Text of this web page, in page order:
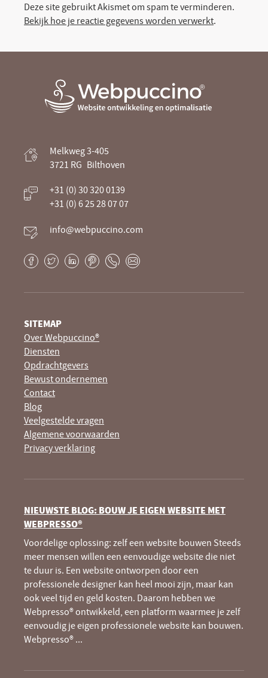
Deze site gebruikt Akismet om spam te verminderen.
Bekijk hoe je reactie gegevens worden verwerkt.
Webpuccino® website ontwikkeling en
optimalisatie
Melkweg 3-405
3721 RG Bilthoven
+31 (0) 30 320 0139
+31 (0) 6 25 28 07 07
info@webpuccino.com
SITEMAP
Over Webpuccino®
Diensten
Opdrachtgevers
Bewust ondernemen
Contact
Blog
Veelgestelde vragen
Algemene voorwaarden
Privacy verklaring
NIEUWSTE BLOG: BOUW JE EIGEN WEBSITE MET
WEBPRESSO®
Voordelige oplossing: zelf een website bouwen Steeds
meer mensen willen een eenvoudige website die niet
te duur is. Een website ontworpen door een
professionele designer kan heel mooi zijn, maar kan
ook veel tijd en geld kosten. Daarom hebben we
Webpresso® ontwikkeld, een platform waarmee je zelf
eenvoudig je eigen professionele website kan bouwen.
Webpresso® ...